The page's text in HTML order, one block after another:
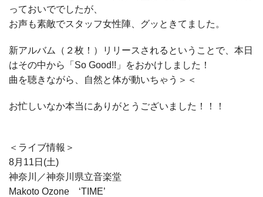
っておいででしたが、
お声も素敵でスタッフ女性陣、グッときてました。
新アルバム（２枚！）リリースされるということで、本日
はその中から「So Good!!」をおかけしました！
曲を聴きながら、自然と体が動いちゃう＞＜
お忙しいなか本当にありがとうございました！！！
＜ライブ情報＞
8月11日(土)
神奈川／神奈川県立音楽堂
Makoto Ozone ‘TIME’